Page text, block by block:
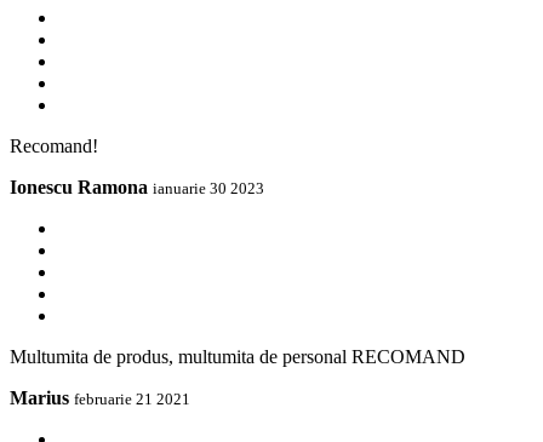
Recomand!
Ionescu Ramona ianuarie 30 2023
Multumita de produs, multumita de personal RECOMAND
Marius februarie 21 2021